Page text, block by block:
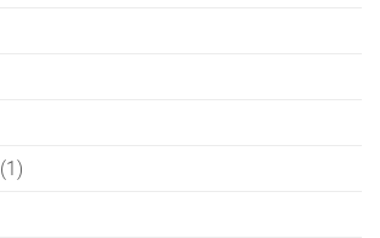
(1)